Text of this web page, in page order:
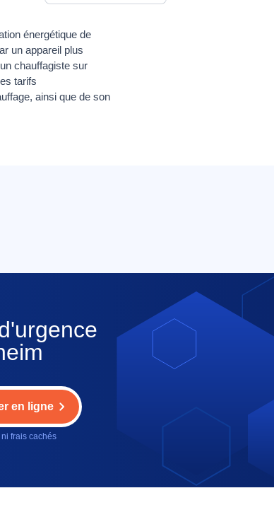
énergétique de
un appareil plus
chauffagiste sur
tarifs
ainsi que de son
en ligne
frais cachés